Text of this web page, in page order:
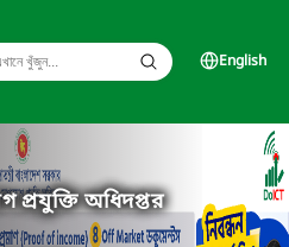
English
প্রযুক্তি অধিদপ্তর